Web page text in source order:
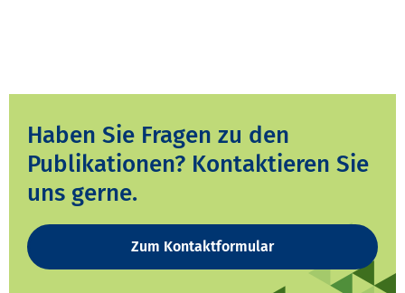
Haben Sie Fragen zu den
Publikationen? Kontaktieren Sie
uns gerne.
Zum Kontaktformular